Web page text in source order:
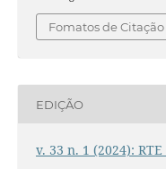
Fomatos de Citação
EDIÇÃO
v. 33 n. 1 (2024):